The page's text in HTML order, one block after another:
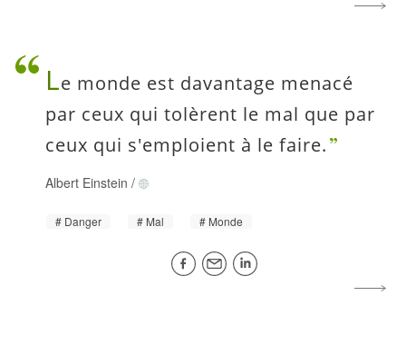
Le monde est davantage menacé
par ceux qui tolèrent le mal que par
ceux qui s'emploient à le faire.
Albert Einstein /
Danger Mal Monde